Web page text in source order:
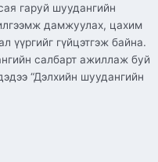
гаруй шуудангийн
дамжуулах, цахим
үүргийг гүйцэтгэж байна.
салбарт ажиллаж буй
“Дэлхийн шуудангийн